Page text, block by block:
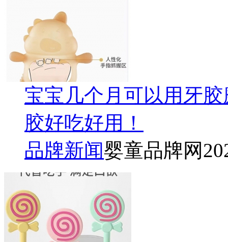
宝宝几个月可以用牙
胶好吃好用！
品牌新闻婴童品牌网